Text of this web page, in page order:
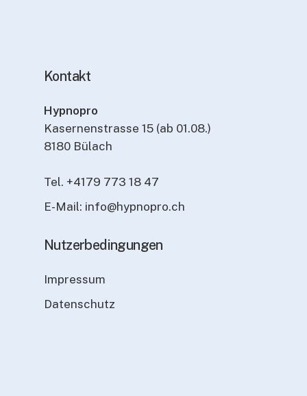
Kontakt
Hypnopro
Kasernenstrasse 15 (ab 01.08.)
8180 Bülach
Tel. +4179 773 18 47
E-Mail: info@hypnopro.ch
Nutzerbedingungen
Impressum
Datenschutz